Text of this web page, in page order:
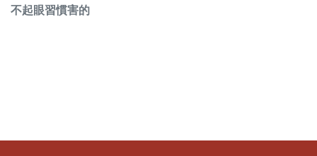
不起眼習慣害的